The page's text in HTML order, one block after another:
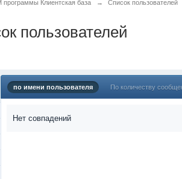
программы Клиентская база → Список пользователей
пользователей
по имени пользователя По количеству
Нет совпадений